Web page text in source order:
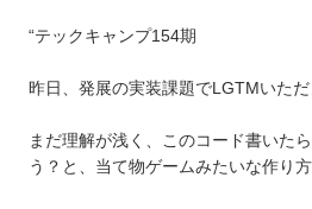
“テックキャンプ154期
昨日、発展の実装課題でLGTMいただ
まだ理解が浅く、このコード書いた
う？と、当て物ゲームみたいな作り方